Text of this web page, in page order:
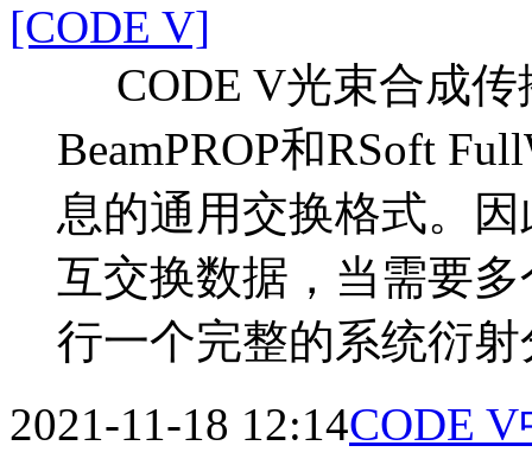
[CODE V]
CODE V光束合成传
BeamPROP和RSoft
息的通用交换格式。
互交换数据，当需要
行一个完整的系统衍
2021-11-18 12:14CODE